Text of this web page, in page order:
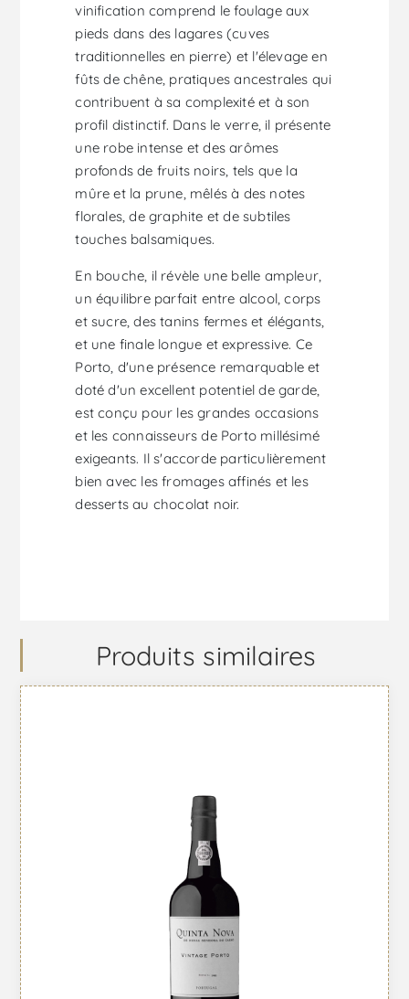
vinification comprend le foulage aux
pieds dans des lagares (cuves
traditionnelles en pierre) et l'élevage en
fûts de chêne, pratiques ancestrales qui
contribuent à sa complexité et à son
profil distinctif. Dans le verre, il présente
une robe intense et des arômes
profonds de fruits noirs, tels que la
mûre et la prune, mêlés à des notes
florales, de graphite et de subtiles
touches balsamiques.
En bouche, il révèle une belle ampleur,
un équilibre parfait entre alcool, corps
et sucre, des tanins fermes et élégants,
et une finale longue et expressive. Ce
Porto, d'une présence remarquable et
doté d'un excellent potentiel de garde,
est conçu pour les grandes occasions
et les connaisseurs de Porto millésimé
exigeants. Il s'accorde particulièrement
bien avec les fromages affinés et les
desserts au chocolat noir.
Produits similaires